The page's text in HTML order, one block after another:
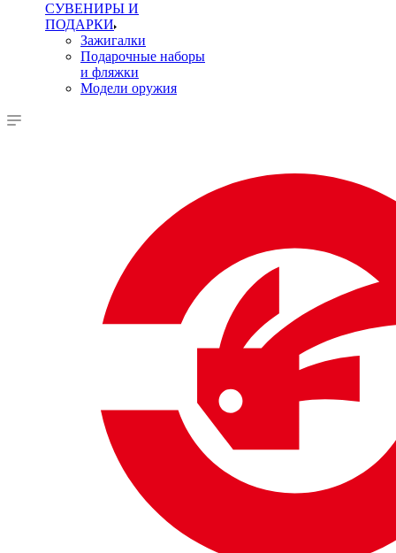
СУВЕНИРЫ И
ПОДАРКИ
Зажигалки
Подарочные наборы
и фляжки
Модели оружия